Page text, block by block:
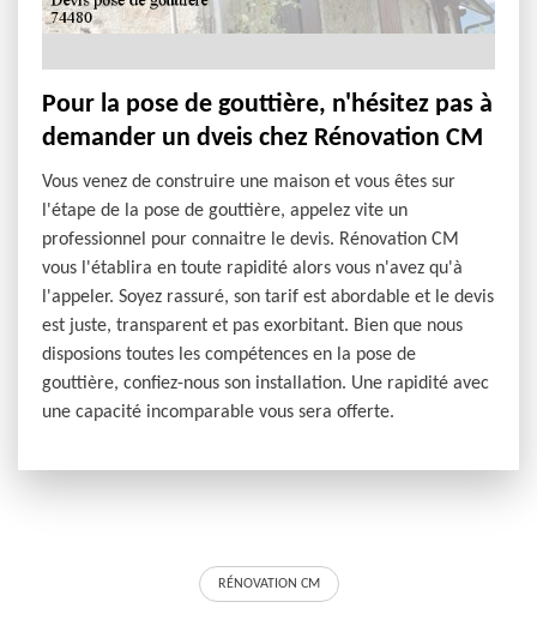
Pour la pose de gouttière, n'hésitez pas à
demander un dveis chez Rénovation CM
Vous venez de construire une maison et vous êtes sur
l'étape de la pose de gouttière, appelez vite un
professionnel pour connaitre le devis. Rénovation CM
vous l'établira en toute rapidité alors vous n'avez qu'à
l'appeler. Soyez rassuré, son tarif est abordable et le devis
est juste, transparent et pas exorbitant. Bien que nous
disposions toutes les compétences en la pose de
gouttière, confiez-nous son installation. Une rapidité avec
une capacité incomparable vous sera offerte.
RÉNOVATION CM